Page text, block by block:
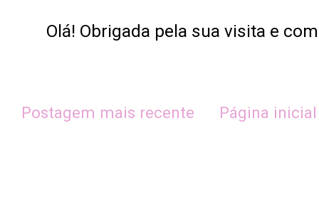
Olá! Obrigada pela sua visita e
Postagem mais recente Página inicial